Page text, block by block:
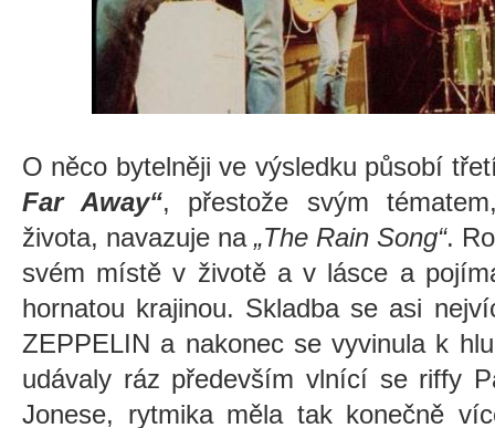
O něco bytelněji ve výsledku působí
Far Away“, přestože svým
života, navazuje na„The Rain Song“.
svém místě v životě a v lásce a
hornatou krajinou. Skladba se asi
ZEPPELIN a nakonec se vyvinula k
udávaly ráz především vlnící se riffy
Jonese, rytmika měla tak konečně